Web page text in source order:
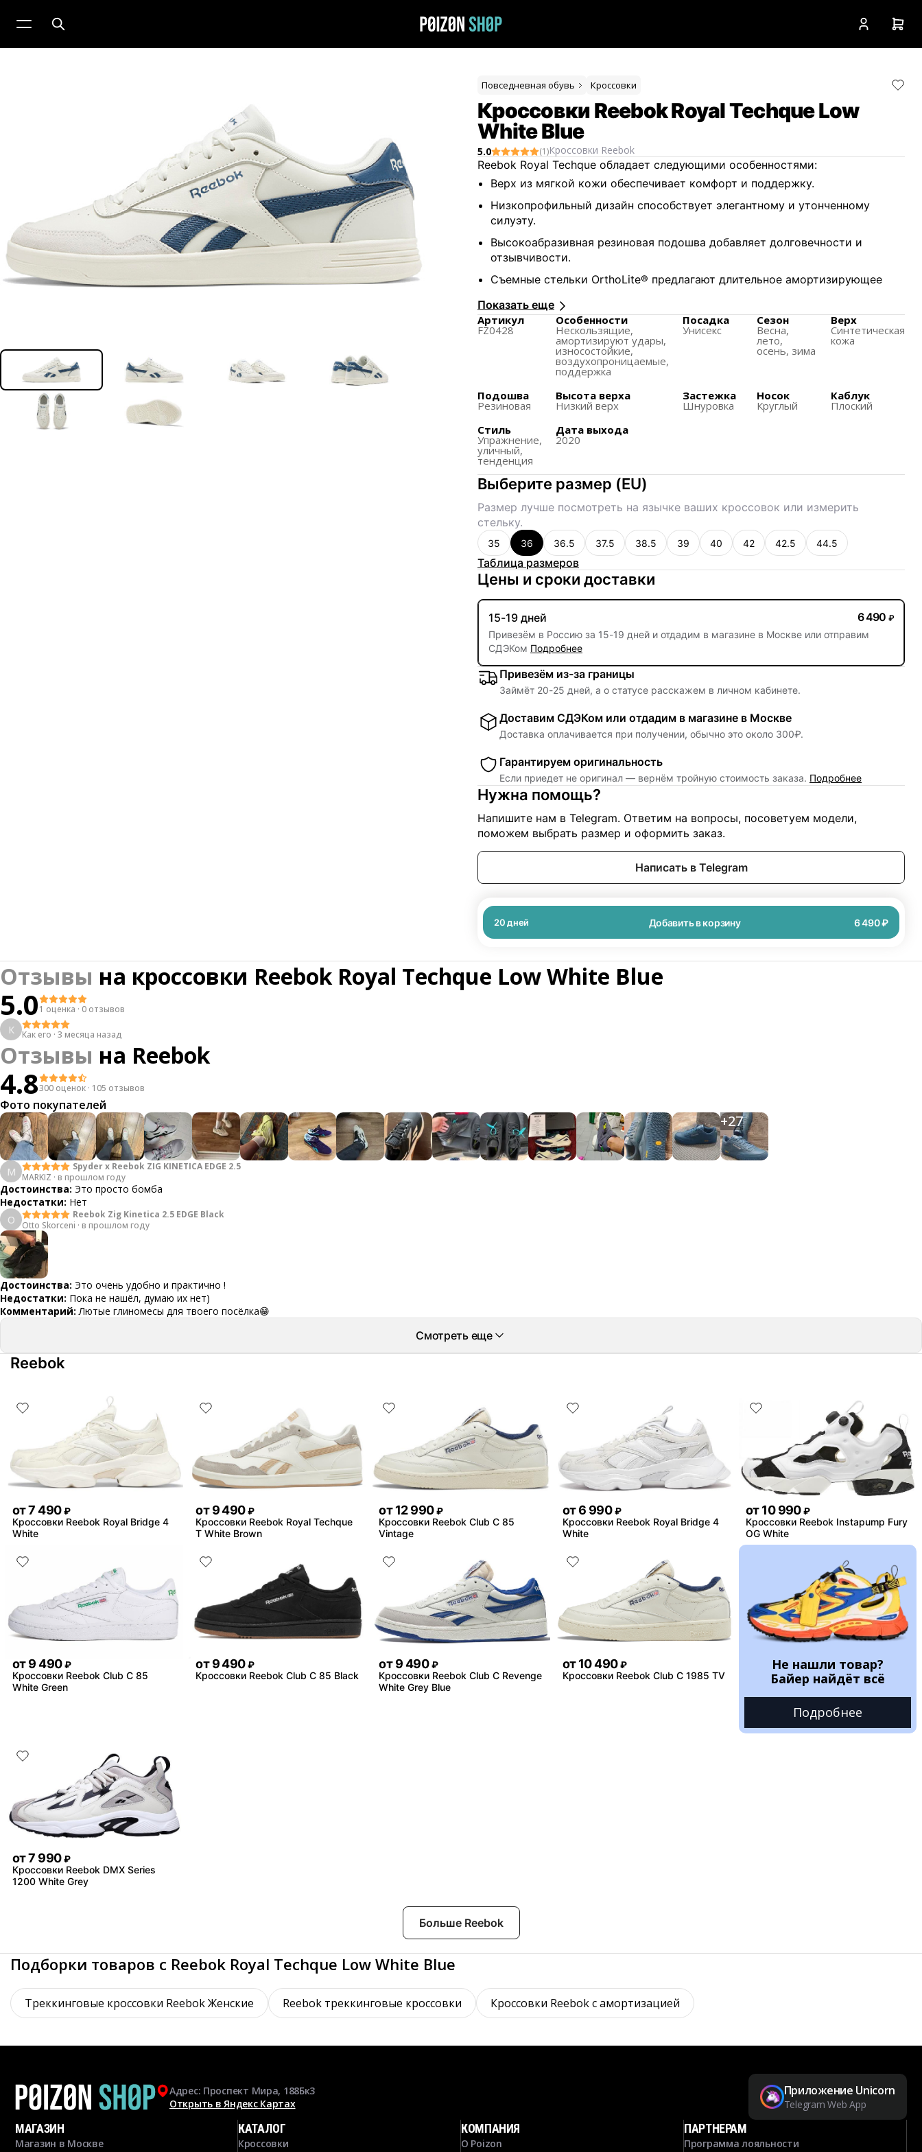
Повседневная обувь Кроссовки
Кроссовки Reebok Royal Techque Low
White Blue
5.0 (1)Кроссовки Reebok
Reebok Royal Techque обладает следующими особенностями:
Верх из мягкой кожи обеспечивает комфорт и поддержку.
Низкопрофильный дизайн способствует элегантному и утонченному
силуэту.
Высокоабразивная резиновая подошва добавляет долговечности и
отзывчивости.
Съемные стельки OrthoLite® предлагают длительное амортизирующее
Дизайн верхней части обеспечивает боковую поддержку и стабильность.
Резиновая оболочка вокруг подошвы улучшает сцепление.
Предназначены для повседневного использования и классического стиля.
Целевая аудитория включает городских потребителей среднего класса,
ценящих фитнес и активный образ жизни.
Показать еще
Артикул
FZ0428
Особенности
Нескользящиe,
амортизируют удары,
износостойкие,
воздухопроницаемые,
поддержка
Посадка
Унисекс
Сезон
Весна,
лето,
осень, зима
Верх
Синтетическая
кожа
Подошва
Резиновая
Высота верха
Низкий верх
Застежка
Шнуровка
Носок
Круглый
Каблук
Плоский
Стиль
Упражнение,
уличный,
тенденция
Дата выхода
2020
Выберите размер (EU)
Размер лучше посмотреть на язычке ваших кроссовок или измерить
стельку.
35 36 36.5 37.5 38.5 39 40 42 42.5 44.5
Таблица размеров
Цены и сроки доставки
15-19 дней 6 490 ₽
Привезём в Россию за 15-19 дней и отдадим в магазине в Москве или отправим
СДЭКом Подробнее
Привезём из-за границы
Займёт 20-25 дней, а о статусе расскажем в личном кабинете.
Доставим СДЭКом или отдадим в магазине в Москве
Доставка оплачивается при получении, обычно это около 300₽.
Гарантируем оригинальность
Если приедет не оригинал — вернём тройную стоимость заказа. Подробнее
Нужна помощь?
Напишите нам в Telegram. Ответим на вопросы, посоветуем модели,
поможем выбрать размер и оформить заказ.
Написать в Telegram
20дней Добавить в корзину 6 490 ₽
Отзывы на кроссовки Reebok Royal Techque Low White Blue
5.01 оценка · 0 отзывов
К Как его · 3 месяца назад
Отзывы на Reebok
4.8300 оценок · 105 отзывов
Фото покупателей
+27
M
Spyder x Reebok ZIG KINETICA EDGE 2.5
MARKIZ · в прошлом году
Достоинства: Это просто бомба
Недостатки: Нет
O
Reebok Zig Kinetica 2.5 EDGE Black
Otto Skorceni · в прошлом году
Достоинства: Это очень удобно и практично !
Недостатки: Пока не нашёл, думаю их нет)
Комментарий: Лютые глиномесы для твоего посёлка😁
Смотреть еще
Reebok
от7 490 ₽
Кроссовки Reebok Royal Bridge 4
White
от 9 490 ₽
Кроссовки Reebok Royal Techque
T White Brown
от 12 990 ₽
Кроссовки Reebok Club C 85
Vintage
от6 990 ₽
Кроссовки Reebok Royal Bridge 4
White
от 10 990 ₽
Кроссовки Reebok Instapump Fury
OG White
от9 490 ₽
Кроссовки Reebok Club C 85
White Green
от 9 490 ₽
Кроссовки Reebok Club C 85 Black
от 9 490 ₽
Кроссовки Reebok Club C Revenge
White Grey Blue
от 10 490 ₽
Кроссовки Reebok Club C 1985 TV
Не нашли товар?
Байер найдёт всё
Подробнее
от7 990 ₽
Кроссовки Reebok DMX Series
1200 White Grey
Больше Reebok
Подборки товаров с Reebok Royal Techque Low White Blue
Треккинговые кроссовки Reebok Женские Reebok треккинговые кроссовки Кроссовки Reebok с амортизацией
Адрес: Проспект Мира, 188Бк3
Открыть в Яндекс Картах
Приложение Unicorn
Telegram Web App
МАГАЗИН
Магазин в Москве
КАТАЛОГ
Кроссовки
КОМПАНИЯ
О Poizon
ПАРТНЕРАМ
Программа лояльности